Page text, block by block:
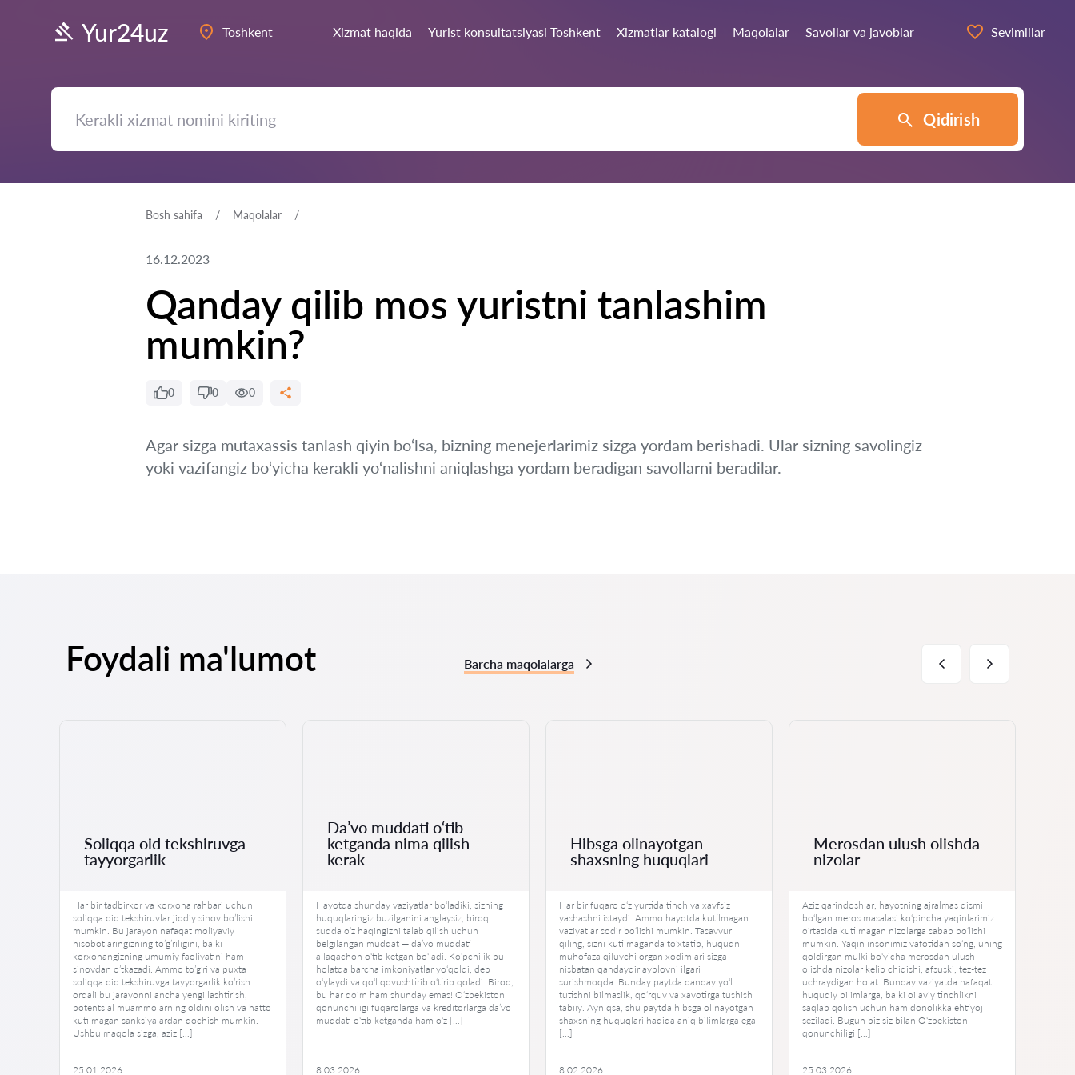
Yur24uz Toshkent Xizmat haqida Yurist konsultatsiyasi Toshkent Xizmatlar katalogi Maqolalar Savollar va javoblar Sevimlilar
Qidirish
Bosh sahifa Maqolalar
16.12.2023
Qanday qilib mos yuristni tanlashim
mumkin?
0 0 0
Agar sizga mutaxassis tanlash qiyin bo‘lsa, bizning menejerlarimiz sizga yordam berishadi. Ular sizning savolingiz
yoki vazifangiz bo‘yicha kerakli yo‘nalishni aniqlashga yordam beradigan savollarni beradilar.
Foydali ma'lumot Barcha maqolalarga
Soliqqa oid tekshiruvga
tayyorgarlik
Har bir tadbirkor va korxona rahbari uchun
soliqqa oid tekshiruvlar jiddiy sinov bo’lishi
mumkin. Bu jarayon nafaqat moliyaviy
hisobotlaringizning to’g’riligini, balki
korxonangizning umumiy faoliyatini ham
sinovdan o’tkazadi. Ammo to’g’ri va puxta
soliqqa oid tekshiruvga tayyorgarlik ko’rish
orqali bu jarayonni ancha yengillashtirish,
potentsial muammolarning oldini olish va hatto
kutilmagan sanksiyalardan qochish mumkin.
Ushbu maqola sizga, aziz […]
25.01.2026
Da’vo muddati o‘tib
ketganda nima qilish
kerak
Hayotda shunday vaziyatlar bo‘ladiki, sizning
huquqlaringiz buzilganini anglaysiz, biroq
sudda o‘z haqingizni talab qilish uchun
belgilangan muddat — da’vo muddati
allaqachon o‘tib ketgan bo‘ladi. Ko‘pchilik bu
holatda barcha imkoniyatlar yo‘qoldi, deb
o‘ylaydi va qo‘l qovushtirib o‘tirib qoladi. Biroq,
bu har doim ham shunday emas! O‘zbekiston
qonunchiligi fuqarolarga va kreditorlarga da’vo
muddati o‘tib ketganda ham o‘z […]
8.03.2026
Hibsga olinayotgan
shaxsning huquqlari
Har bir fuqaro o‘z yurtida tinch va xavfsiz
yashashni istaydi. Ammo hayotda kutilmagan
vaziyatlar sodir bo‘lishi mumkin. Tasavvur
qiling, sizni kutilmaganda to‘xtatib, huquqni
muhofaza qiluvchi organ xodimlari sizga
nisbatan qandaydir ayblovni ilgari
surishmoqda. Bunday paytda qanday yo‘l
tutishni bilmaslik, qo‘rquv va xavotirga tushish
tabiiy. Ayniqsa, shu paytda hibsga olinayotgan
shaxsning huquqlari haqida aniq bilimlarga ega
[…]
8.02.2026
Merosdan ulush olishda
nizolar
Aziz qarindoshlar, hayotning ajralmas qismi
bo‘lgan meros masalasi ko‘pincha yaqinlarimiz
o‘rtasida kutilmagan nizolarga sabab bo‘lishi
mumkin. Yaqin insonimiz vafotidan so‘ng, uning
qoldirgan mulki bo‘yicha merosdan ulush
olishda nizolar kelib chiqishi, afsuski, tez-tez
uchraydigan holat. Bunday vaziyatda nafaqat
huquqiy bilimlarga, balki oilaviy tinchlikni
saqlab qolish uchun ham donolikka ehtiyoj
seziladi. Bugun biz siz bilan O‘zbekiston
qonunchiligi […]
25.03.2026